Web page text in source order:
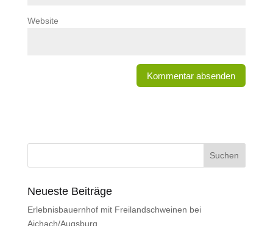
Website
Neueste Beiträge
Erlebnisbauernhof mit Freilandschweinen bei
Aichach/Augsburg